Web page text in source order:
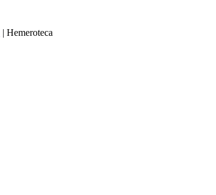
| Hemeroteca